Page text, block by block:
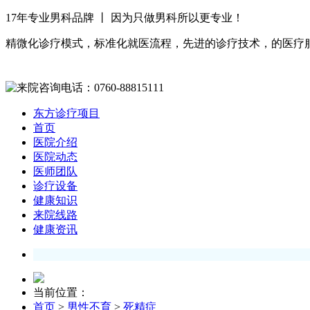
17年专业男科品牌 丨 因为只做男科所以更专业！
精微化诊疗模式，标准化就医流程，先进的诊疗技术，的医疗
东方诊疗项目
首页
医院介绍
医院动态
医师团队
诊疗设备
健康知识
来院线路
健康资讯
当前位置：
首页 > 男性不育 > 死精症